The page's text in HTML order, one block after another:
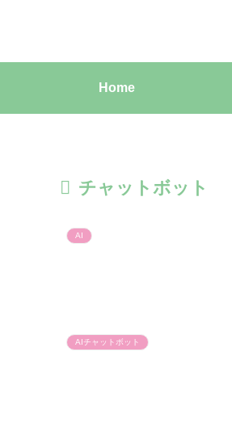
Home
チャットボット
AI
AIチャットボット